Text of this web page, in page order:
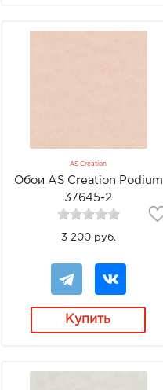
AS Creation
Обои AS Creation Podium
37645-2
3 200 руб.
Купить